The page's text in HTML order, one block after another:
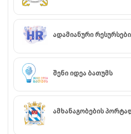
ადამიანური
შენი იდეა ბათუმს
ამხანაგობების